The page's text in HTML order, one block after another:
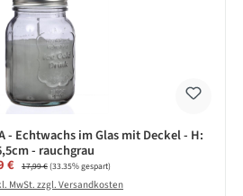
- Echtwachs im Glas mit Deckel - H:
- rauchgrau
€ Regulärer Preis:
17,99 €(33.35% gespart)
MwSt. zzgl. Versandkosten